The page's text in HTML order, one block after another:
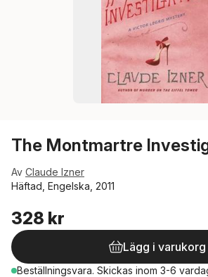
The Montmartre
Av Claude Izner
Häftad, Engelska, 2011
328 kr
Lägg i varukorg
Beställningsvara. Skickas inom 3-6